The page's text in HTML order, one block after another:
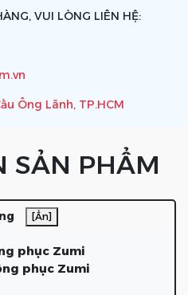
VUI LÒNG LIÊN HỆ:
Ông Lãnh, TP.HCM
SẢN PHẨM
[Ẩn]
phục Zumi
phục Zumi